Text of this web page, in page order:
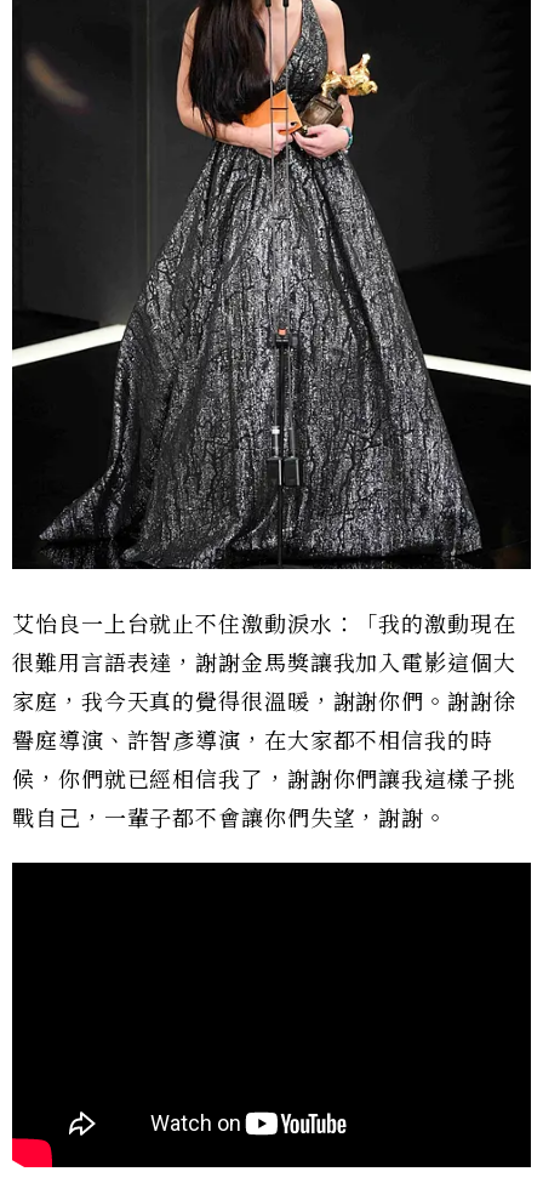
艾怡良一上台就止不住激動淚水：「我的激動現在
很難用言語表達，謝謝金馬獎讓我加入電影這個大
家庭，我今天真的覺得很溫暖，謝謝你們。謝謝徐
譽庭導演、許智彥導演，在大家都不相信我的時
候，你們就已經相信我了，謝謝你們讓我這樣子挑
戰自己，一輩子都不會讓你們失望，謝謝。